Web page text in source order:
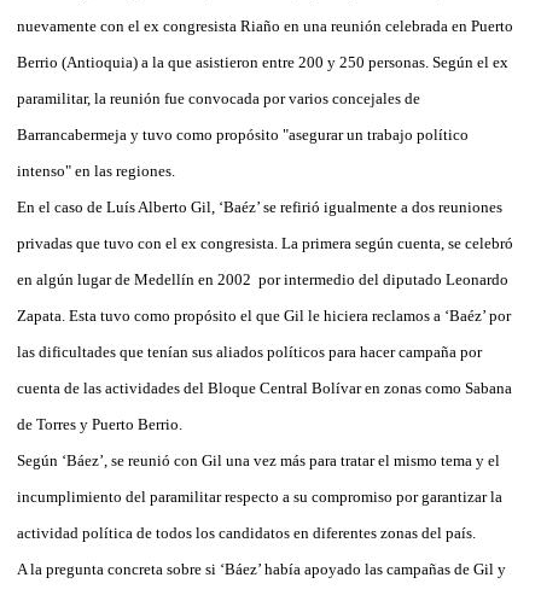
nuevamente con el ex congresista Riaño en una reunión celebrada en Puerto
Berrio (Antioquia) a la que asistieron entre 200 y 250 personas. Según el ex
paramilitar, la reunión fue convocada por varios concejales de
Barrancabermeja y tuvo como propósito "asegurar un trabajo político
intenso" en las regiones.
En el caso de Luís Alberto Gil, ‘Baéz’ se refirió igualmente a dos reuniones
privadas que tuvo con el ex congresista. La primera según cuenta, se celebró
en algún lugar de Medellín en 2002 por intermedio del diputado Leonardo
Zapata. Esta tuvo como propósito el que Gil le hiciera reclamos a ‘Baéz’ por
las dificultades que tenían sus aliados políticos para hacer campaña por
cuenta de las actividades del Bloque Central Bolívar en zonas como Sabana
de Torres y Puerto Berrio.
Según ‘Báez’, se reunió con Gil una vez más para tratar el mismo tema y el
incumplimiento del paramilitar respecto a su compromiso por garantizar la
actividad política de todos los candidatos en diferentes zonas del país.
A la pregunta concreta sobre si ‘Báez’ había apoyado las campañas de Gil y